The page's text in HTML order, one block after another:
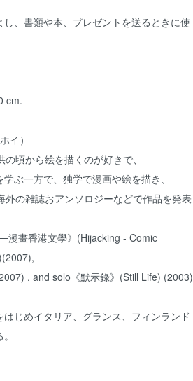
、書類や本、プレゼントを送るときに使
cm.
イ）
頃から絵を描くのが好きで、
ぶ一方で、独学で漫画や絵を描き、
外の雑誌おアンソロジーなどで作品を発表
漫畫香港文學》(Hijacking - Comic
, and solo《默示錄》(Still Life) (2003)
じめイタリア、グランス、フィンランド